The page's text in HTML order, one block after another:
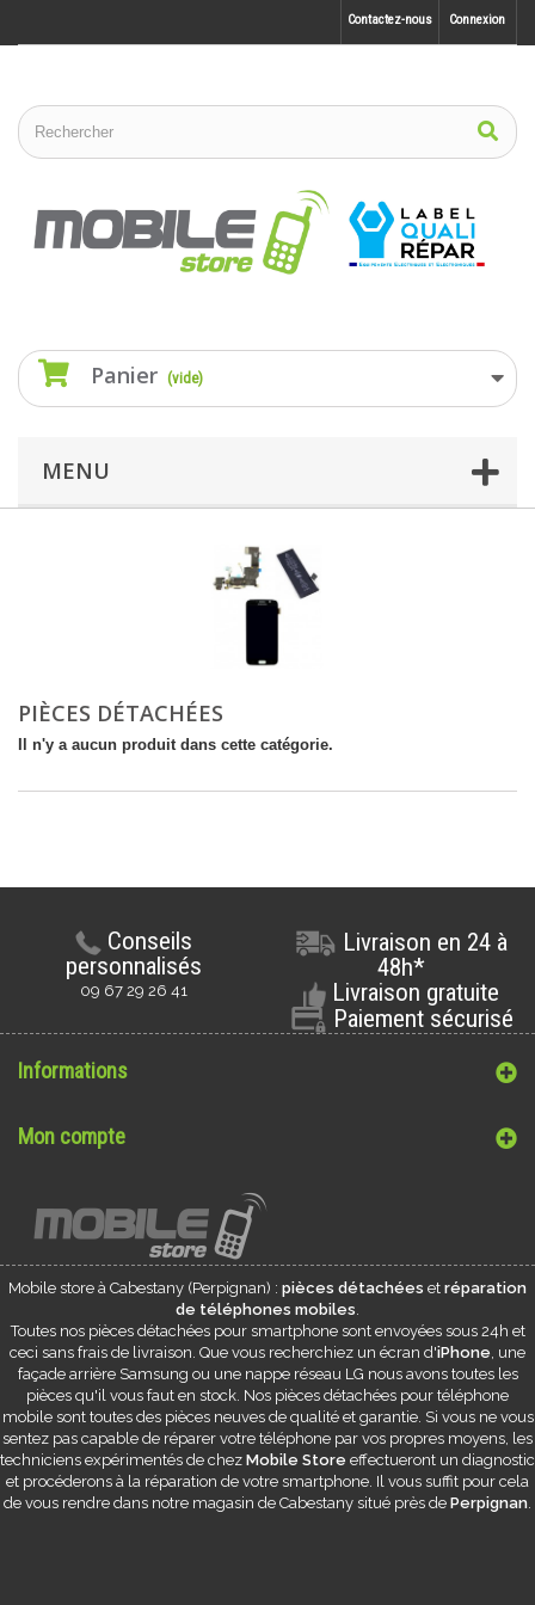
Connexion
Contactez-nous
Panier (vide)
MENU
PIÈCES DÉTACHÉES
Il n'y a aucun produit dans cette catégorie.
Conseils
personnalisés
09 67 29 26 41
Livraison en 24 à
48h*
Livraison gratuite
Paiement sécurisé
Informations
Mon compte
Mobile store à Cabestany (Perpignan) : pièces détachées et réparation
de téléphones mobiles.
Toutes nos pièces détachées pour smartphone sont envoyées sous 24h et
ceci sans frais de livraison. Que vous recherchiez un écran d'iPhone, une
façade arrière Samsung ou une nappe réseau LG nous avons toutes les
pièces qu'il vous faut en stock. Nos pièces détachées pour téléphone
mobile sont toutes des pièces neuves de qualité et garantie. Si vous ne vous
sentez pas capable de réparer votre téléphone par vos propres moyens, les
techniciens expérimentés de chez Mobile Store effectueront un diagnostic
et procéderons à la réparation de votre smartphone. Il vous suffit pour cela
de vous rendre dans notre magasin de Cabestany situé près de Perpignan.